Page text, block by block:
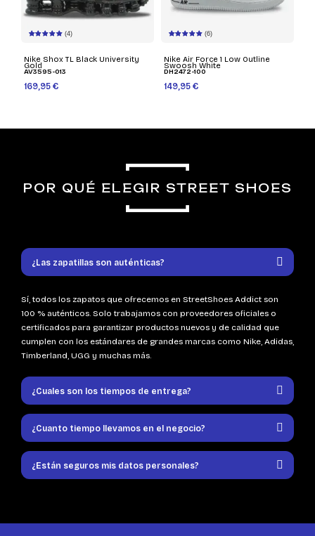
(4)
Nike Shox TL Black University
Gold
AV3595-013
169,95 €
(6)
Nike Air Force 1 Low Outline
Swoosh White
DH2472-100
149,95 €
POR QUÉ ELEGIR STREET SHOES
¿Las zapatillas son auténticas?
Sí, todos los zapatos que ofrecemos en StreetShoes Addict son
100 % auténticos. Solo trabajamos con proveedores oficiales o
certificados para garantizar productos nuevos y de calidad que
cumplen con los estándares de grandes marcas como Nike, Adidas,
Timberland, UGG y muchas más.
¿Cuales son los tiempos de entrega?
¿Cuanto tiempo llevamos en el negocio?
¿Están seguros mis datos personales?